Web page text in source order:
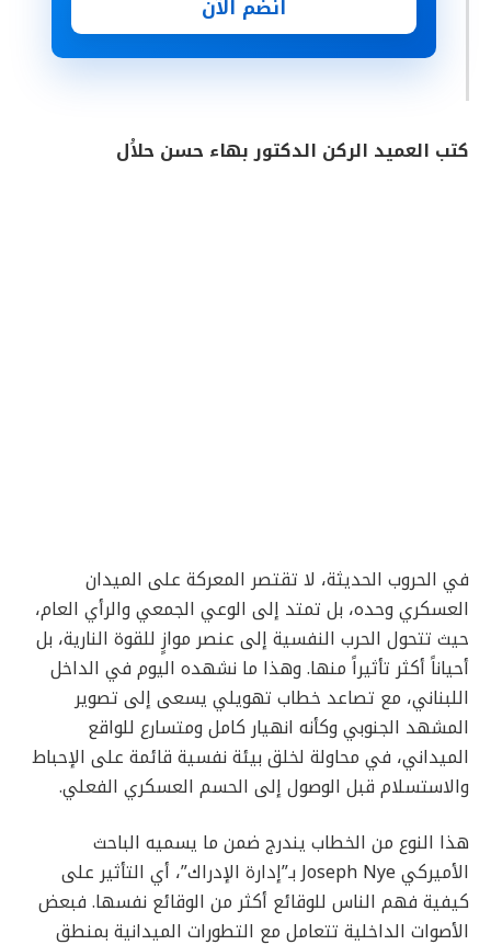
انضم الآن
كتب العميد الركن الدكتور بهاء حسن حلاَْل
في الحروب الحديثة، لا تقتصر المعركة على الميدان
العسكري وحده، بل تمتد إلى الوعي الجمعي والرأي العام،
حيث تتحول الحرب النفسية إلى عنصر موازٍ للقوة النارية، بل
أحياناً أكثر تأثيراً منها. وهذا ما نشهده اليوم في الداخل
اللبناني، مع تصاعد خطاب تهويلي يسعى إلى تصوير
المشهد الجنوبي وكأنه انهيار كامل ومتسارع للواقع
الميداني، في محاولة لخلق بيئة نفسية قائمة على الإحباط
والاستسلام قبل الوصول إلى الحسم العسكري الفعلي.
هذا النوع من الخطاب يندرج ضمن ما يسميه الباحث
الأميركي Joseph Nye بـ”إدارة الإدراك”، أي التأثير على
كيفية فهم الناس للوقائع أكثر من الوقائع نفسها. فبعض
الأصوات الداخلية تتعامل مع التطورات الميدانية بمنطق